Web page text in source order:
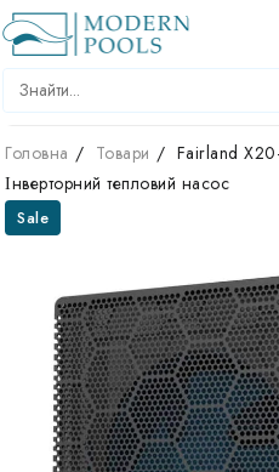
Перейти
до
вмісту
Головна Товари
Fairland
Інверторний тепловий насос
Sale